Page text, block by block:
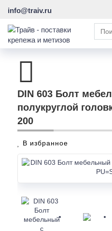
info@traiv.ru
DIN 603 Болт
полукруглой
200
В избранное